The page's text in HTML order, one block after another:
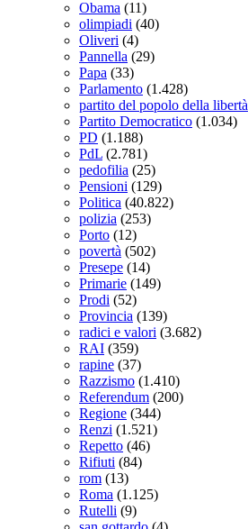
Obama (11)
olimpiadi (40)
Oliveri (4)
Pannella (29)
Papa (33)
Parlamento (1.428)
partito del popolo della libertà
Partito Democratico (1.034)
PD (1.188)
PdL (2.781)
pedofilia (25)
Pensioni (129)
Politica (40.822)
polizia (253)
Porto (12)
povertà (502)
Presepe (14)
Primarie (149)
Prodi (52)
Provincia (139)
radici e valori (3.682)
RAI (359)
rapine (37)
Razzismo (1.410)
Referendum (200)
Regione (344)
Renzi (1.521)
Repetto (46)
Rifiuti (84)
rom (13)
Roma (1.125)
Rutelli (9)